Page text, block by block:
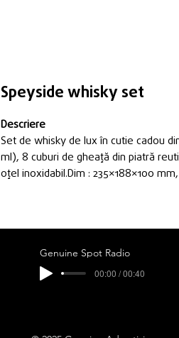
Speyside whisky set
Descriere
Set de whisky de lux în cutie cadou
ml), 8 cuburi de gheață din piatră
oțel inoxidabil.Dim : 235×188×100
Genuine Spot Radio
00:00 / 00:40